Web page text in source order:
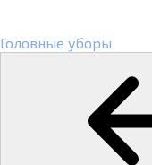
Головные уборы